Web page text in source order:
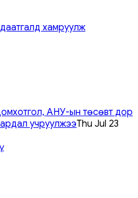
хамруулж
АНУ-ын төсөвт дор
учруулжээThu Jul 23